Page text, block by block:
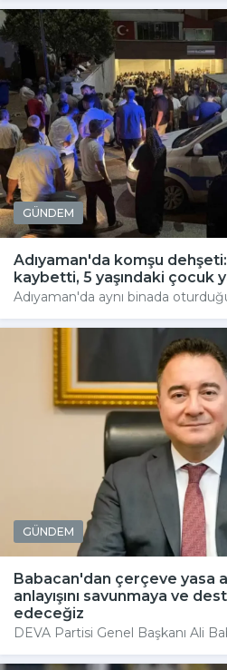
GÜNDEM
Adıyaman'da komşu dehşeti:
kaybetti, 5 yaşındaki çocuk
Adıyaman'da aynı binada
GÜNDEM
Babacan'dan çerçeve yasa
anlayışını savunmaya ve
edeceğiz
DEVA Partisi Genel Başkanı Ali